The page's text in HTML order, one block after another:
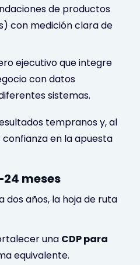
de productos
con medición clara de
ejecutivo que integre
con datos
sistemas.
tempranos y, al
en la apuesta
meses
dos años, la hoja de ruta
una CDP para
equivalente.